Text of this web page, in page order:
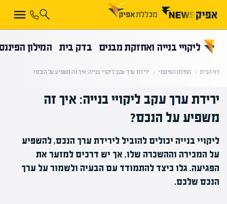
ליקויי בנייה ואחזקת מבנים בדק בית המילון
דף הבית ‹ המילון הפיננסי ‹ ירידת ערך עקב ליקויי בנייה: איך זה משפיע על הנכס?
ירידת ערך עקב ליקויי בנייה: איך זה
משפיע על הנכס?
ליקויי בנייה יכולים להוביל לירידת ערך הנכס, להשפיע
על המכירה וההשכרה שלו, אך יש דרכים למזער את
הפגיעה. גלו כיצד להתמודד עם הבעיה ולשמור על ערך
הנכס שלכם.